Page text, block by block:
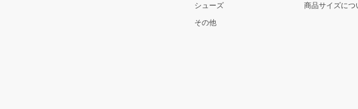
シューズ
その他
商品サイズにつ